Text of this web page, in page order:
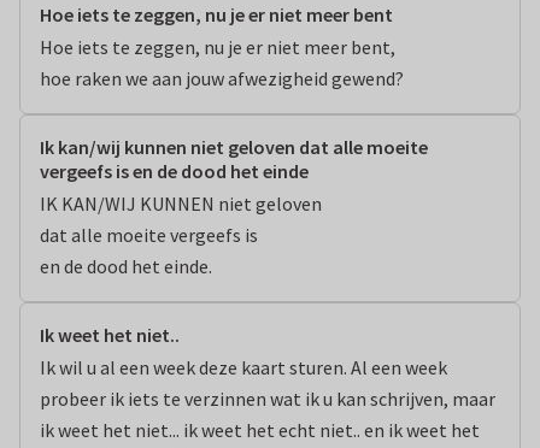
Hoe iets te zeggen, nu je er niet meer bent
Hoe iets te zeggen, nu je er niet meer bent,
hoe raken we aan jouw afwezigheid gewend?
Ik kan/wij kunnen niet geloven dat alle moeite
vergeefs is en de dood het einde
IK KAN/WIJ KUNNEN niet geloven
dat alle moeite vergeefs is
en de dood het einde.
Ik weet het niet..
Ik wil u al een week deze kaart sturen. Al een week
probeer ik iets te verzinnen wat ik u kan schrijven, maar
ik weet het niet... ik weet het echt niet.. en ik weet het